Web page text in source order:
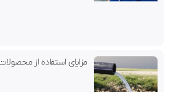
مزایای استفاده از